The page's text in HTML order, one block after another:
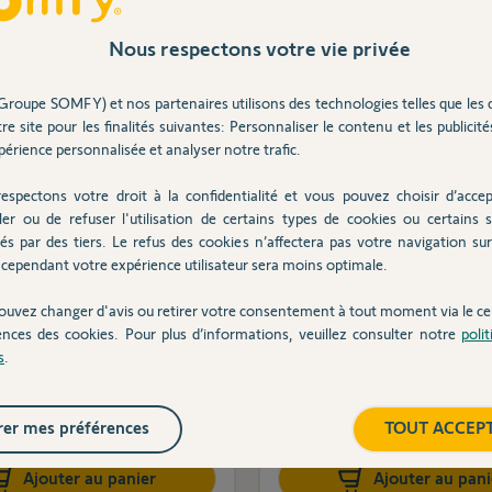
Keygo RTS -
et porte de garage
82,90 €
Ajouter au panier
Télécommande
RTS
73,90 €
Ajouter au
Nous respectons votre vie privée
SOMFY) et nos partenaires utilisons des technologies telles que les
site pour les finalités suivantes: Personnaliser le contenu et les
personnalisée et analyser notre trafic.
votre droit à la confidentialité et vous pouvez choisir
ou de refuser l'utilisation de certains types de cookies ou certains
par des tiers. Le refus des cookies n’affectera pas votre navigation
votre expérience utilisateur sera moins optimale.
changer d'avis ou retirer votre consentement à tout moment via le
des cookies. Pour plus d’informations, veuillez consulter notre
TOUT
mes préférences